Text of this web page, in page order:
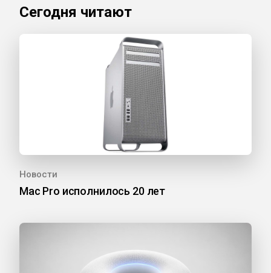
Сегодня читают
Новости
Mac Pro исполнилось 20 лет